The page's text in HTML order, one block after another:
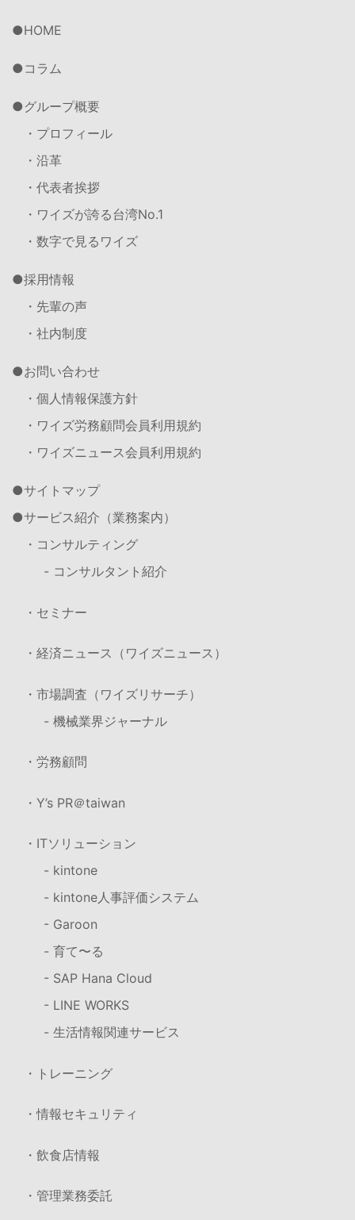
HOME
コラム
グループ概要
・プロフィール
・沿革
・代表者挨拶
・ワイズが誇る台湾No.1
・数字で見るワイズ
採用情報
・先輩の声
・社内制度
お問い合わせ
・個人情報保護方針
・ワイズ労務顧問会員利用規約
・ワイズニュース会員利用規約
サイトマップ
サービス紹介（業務案内）
・コンサルティング
- コンサルタント紹介
・セミナー
・経済ニュース（ワイズニュース）
・市場調査（ワイズリサーチ）
- 機械業界ジャーナル
・労務顧問
・Y’s PR＠taiwan
・ITソリューション
- kintone
- kintone人事評価システム
- Garoon
- 育て〜る
- SAP Hana Cloud
- LINE WORKS
- 生活情報関連サービス
・トレーニング
・情報セキュリティ
・飲食店情報
・管理業務委託